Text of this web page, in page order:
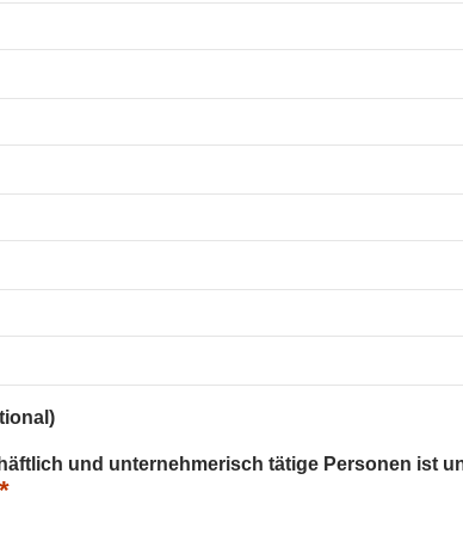
und unternehmerisch tätige Personen ist
*